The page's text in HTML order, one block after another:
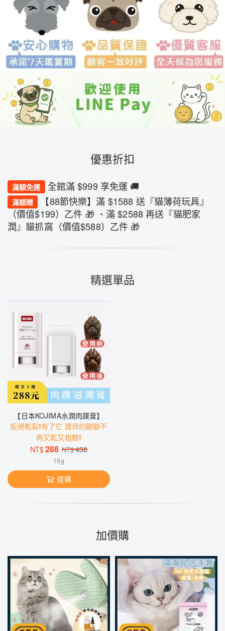
優惠折扣
滿額免運 全館滿 $999 享免運 🚚
滿額贈
【88節快樂】滿 $1588 送『貓薄荷玩具』
（價值$199）乙件 🎁 、滿 $2588 再送『貓肥家
潤』貓抓窩（價值$588）乙件 🎁
精選單品
【日本KOJIMA水潤肉蹼膏】
拒絕乾裂❗️有了它 寶貝的腳腳不
再又乾又粗糙❗️
NT$288 NT$450
15g
選購
加價購